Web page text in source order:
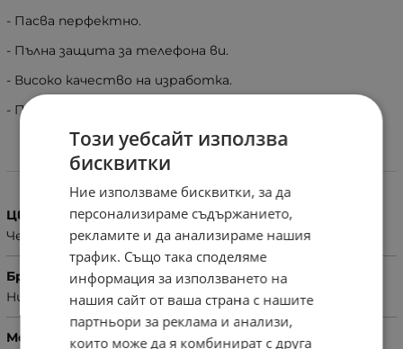
- Пасва перфектно.
- Пълна защита за телефона ви.
- Високо качество на изработка.
- Приятен на допир материал.
Характеристики
Цвят
Червен
Бранд
Huawei
Модел Телефон
Този уебсайт използва
бисквитки
Ние използваме бисквитки, за да
персонализираме съдържанието,
рекламите и да анализираме нашия
трафик. Също така споделяме
информация за използването на
нашия сайт от ваша страна с нашите
партньори за реклама и анализи,
които може да я комбинират с друга